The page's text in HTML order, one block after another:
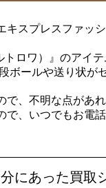
キスプレスファッ
ロワ）』のアイ
ボールや送り状が
で、不明な点があ
で、いつでもお電
にあった買取